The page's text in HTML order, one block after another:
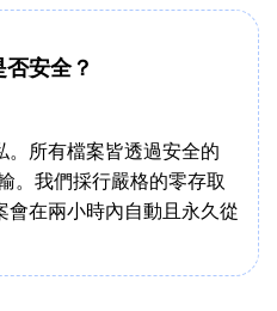
安全？
。所有檔案皆透過安全的
。我們採行嚴格的零存取
在兩小時內自動且永久從